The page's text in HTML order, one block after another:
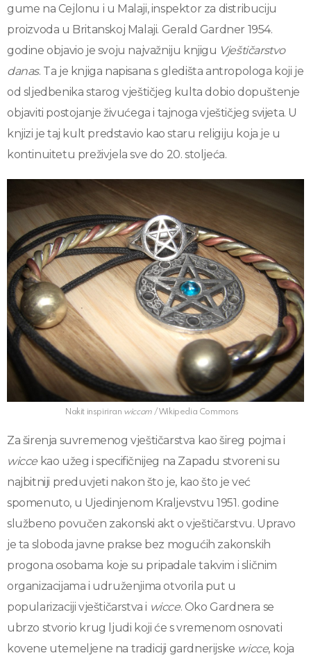
gume na Cejlonu i u Malaji, inspektor za distribuciju
proizvoda u Britanskoj Malaji. Gerald Gardner 1954.
godine objavio je svoju najvažniju knjigu Vještičarstvo
danas. Ta je knjiga napisana s gledišta antropologa koji je
od sljedbenika starog vještičjeg kulta dobio dopuštenje
objaviti postojanje živućega i tajnoga vještičjeg svijeta. U
knjizi je taj kult predstavio kao staru religiju koja je u
kontinuitetu preživjela sve do 20. stoljeća.
Nakit inspiriran wiccom/ Wikipedia Commons
Za širenja suvremenog vještičarstva kao šireg pojma i
wicce kao užeg i specifičnijeg na Zapadu stvoreni su
najbitniji preduvjeti nakon što je, kao što je već
spomenuto, u Ujedinjenom Kraljevstvu 1951. godine
službeno povučen zakonski akt o vještičarstvu. Upravo
je ta sloboda javne prakse bez mogućih zakonskih
progona osobama koje su pripadale takvim i sličnim
organizacijama i udruženjima otvorila put u
popularizaciji vještičarstva i wicce. Oko Gardnera se
ubrzo stvorio krug ljudi koji će s vremenom osnovati
kovene utemeljene na tradiciji gardnerijske wicce, koja